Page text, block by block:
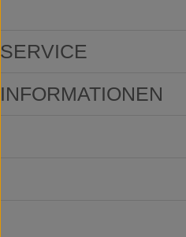
SERVICE
INFORMATIONEN